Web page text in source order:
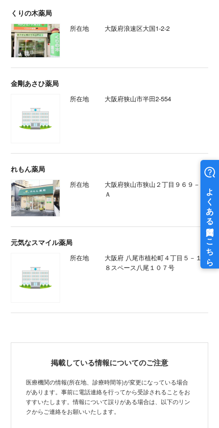
くりの木薬局
所在地 大阪府浪速区大国1-2-2
金剛あさひ薬局
所在地 大阪府狭山市半田2-554
れもん薬局
所在地
大阪府狭山市狭山２丁目９６９－１
Ａ
元気なスマイル薬局
所在地
大阪府 八尾市植松町４丁目５－１
８スペース八尾１０７号
掲載している情報についてのご注意
医療機関の情報(所在地、診療時間等)が変更になっている場合
があります。事前に電話連絡を行ってから受診されることをお
すすいたします。情報について誤りがある場合は、以下のリン
クからご連絡をお願いいたします。